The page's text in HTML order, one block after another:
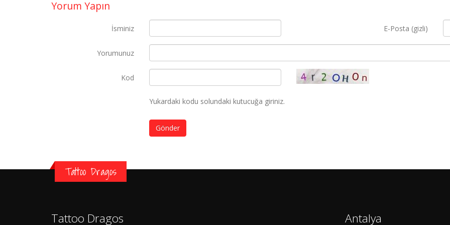
Yorum Yapın
İsminiz E-Posta (gizli)
Yorumunuz
Kod
Yukardaki kodu solundaki kutucuğa giriniz.
Gönder
Tattoo Dragos
Tattoo Dragos Antalya